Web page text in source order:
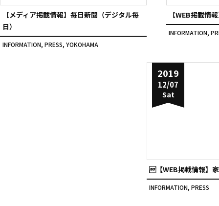
【メディア掲載情報】毎日新聞（デジタル毎
日）
INFORMATION, PRESS, YOKOHAMA
【WEB掲載情
INFORMATION,
2019
12/07
Sat
【WEB掲載情報】
INFORMATION, PRESS